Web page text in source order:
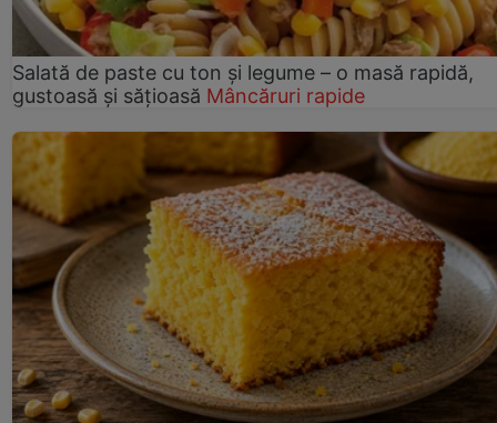
Salată de paste cu ton și legume – o masă rapidă,
gustoasă și sățioasă Mâncăruri rapide